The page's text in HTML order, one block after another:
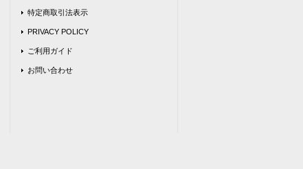
特定商取引法表示
PRIVACY POLICY
ご利用ガイド
お問い合わせ